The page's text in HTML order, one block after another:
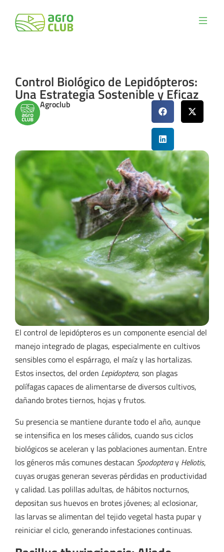
Control Biológico de Lepidópteros:
Una Estrategia Sostenible y Eficaz
Agroclub
El control de lepidópteros es un componente esencial del
manejo integrado de plagas, especialmente en cultivos
sensibles como el espárrago, el maíz y las hortalizas.
Estos insectos, del orden Lepidoptera, son plagas
polífagas capaces de alimentarse de diversos cultivos,
dañando brotes tiernos, hojas y frutos.
Su presencia se mantiene durante todo el año, aunque
se intensifica en los meses cálidos, cuando sus ciclos
biológicos se aceleran y las poblaciones aumentan. Entre
los géneros más comunes destacan Spodopteray Heliotis,
cuyas orugas generan severas pérdidas en productividad
y calidad. Las polillas adultas, de hábitos nocturnos,
depositan sus huevos en brotes jóvenes; al eclosionar,
las larvas se alimentan del tejido vegetal hasta pupar y
reiniciar el ciclo, generando infestaciones continuas.